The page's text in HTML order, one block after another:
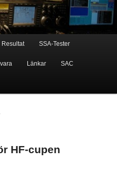
tidningen QTC
Resultat SSA-Tester
Länkar SAC
HF-cupen